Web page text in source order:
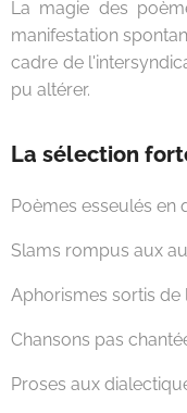
La magie des
manifestation
cadre de
pu altérer.
La sélection
Poèmes esseulés en
Slams rompus aux
Aphorismes sortis de
Chansons pas
Proses aux